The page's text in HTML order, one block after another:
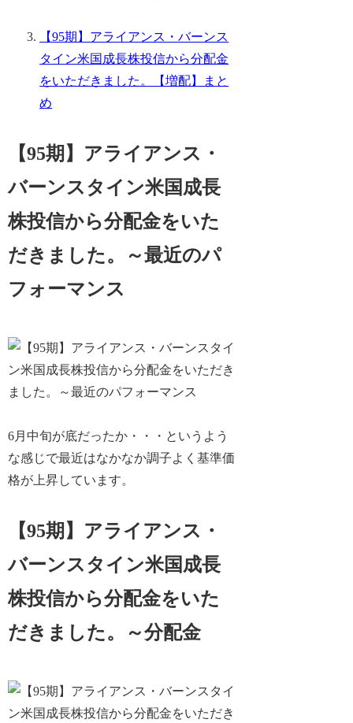
【95期】アライアンス・バーンス
タイン米国成長株投信から分配金
をいただきました。【増配】まと
め
【95期】アライアンス・
バーンスタイン米国成長
株投信から分配金をいた
だきました。～最近のパ
フォーマンス
6月中旬が底だったか・・・というよう
な感じで最近はなかなか調子よく基準価
格が上昇しています。
【95期】アライアンス・
バーンスタイン米国成長
株投信から分配金をいた
だきました。～分配金